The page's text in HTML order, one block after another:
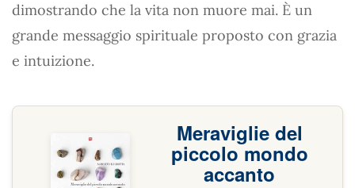
dimostrando che la vita non muore mai. È un
grande messaggio spirituale proposto con grazia
e intuizione.
Meraviglie del
piccolo mondo
accanto